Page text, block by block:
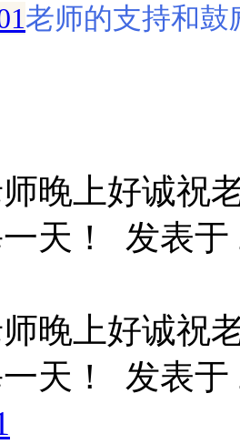
老师的支持和鼓
晚上好诚祝
天！ 发表于
晚上好诚祝
天！ 发表于